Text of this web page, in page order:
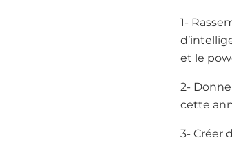
1-
et le
2-
cette
3- Créer